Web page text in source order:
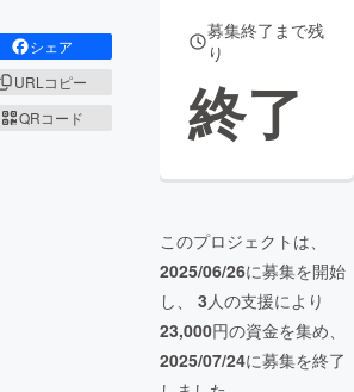
シェア
URLコピー
QRコード
募集終了まで残
り
終了
このプロジェクトは、
2025/06/26に募集を開始
し、 3人の支援により
23,000円の資金を集め、
2025/07/24に募集を終了